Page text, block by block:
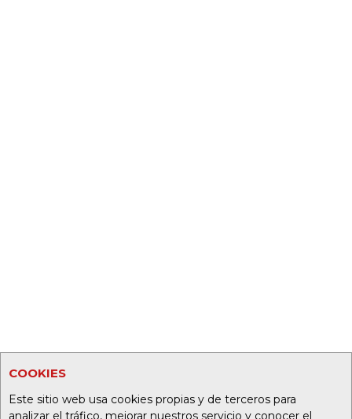
COOKIES
Este sitio web usa cookies propias y de terceros para
analizar el tráfico, mejorar nuestros servicio y conocer el